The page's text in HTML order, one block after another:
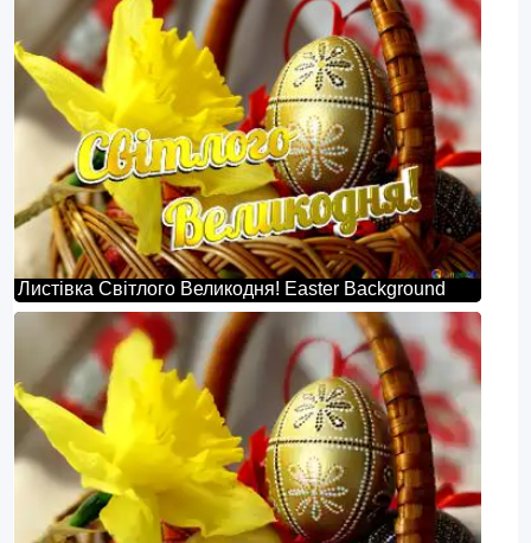
Листівка Світлого Великодня! Easter Background